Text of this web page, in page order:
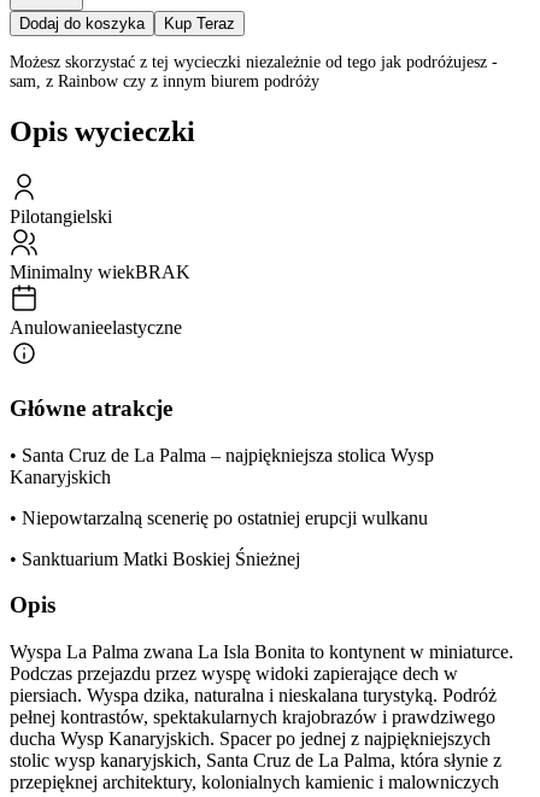
Dodaj do koszyka Kup Teraz
Możesz skorzystać z tej wycieczki niezależnie od tego jak podróżujesz -
sam, z Rainbow czy z innym biurem podróży
Opis wycieczki
Pilotangielski
Minimalny wiekBRAK
Anulowanieelastyczne
Główne atrakcje
• Santa Cruz de La Palma – najpiękniejsza stolica Wysp
Kanaryjskich
• Niepowtarzalną scenerię po ostatniej erupcji wulkanu
• Sanktuarium Matki Boskiej Śnieżnej
Opis
Wyspa La Palma zwana La Isla Bonita to kontynent w miniaturce.
Podczas przejazdu przez wyspę widoki zapierające dech w
piersiach. Wyspa dzika, naturalna i nieskalana turystyką. Podróż
pełnej kontrastów, spektakularnych krajobrazów i prawdziwego
ducha Wysp Kanaryjskich. Spacer po jednej z najpiękniejszych
stolic wysp kanaryjskich, Santa Cruz de La Palma, która słynie z
przepięknej architektury, kolonialnych kamienic i malowniczych